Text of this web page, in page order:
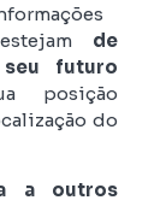
de
futuro
posição
do
a outros